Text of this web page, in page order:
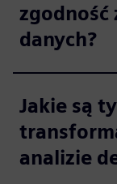
zgodność
danych?
Jakie są
analizie